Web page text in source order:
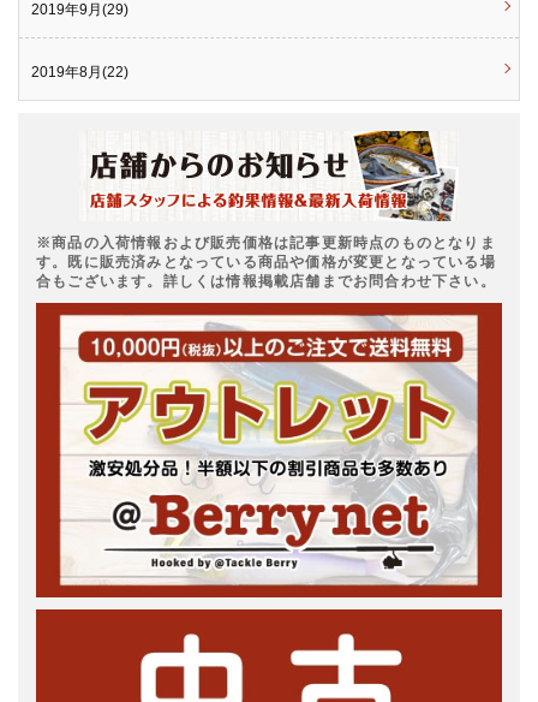
2019年9月(29)
2019年8月(22)
※商品の入荷情報および販売価格は記事更新時点のものとなりま
す。既に販売済みとなっている商品や価格が変更となっている場
合もございます。詳しくは情報掲載店舗までお問合わせ下さい。